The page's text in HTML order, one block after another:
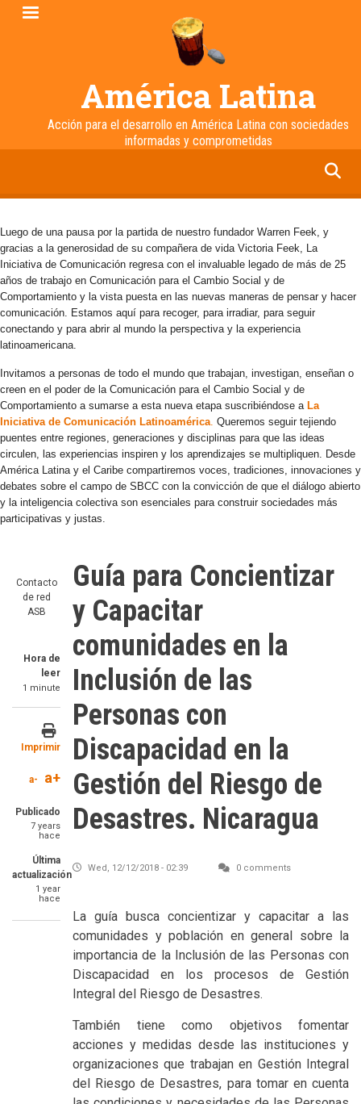
Pasar
América Latina
Acción para el desarrollo en América Latina con sociedades
informadas y comprometidas
Luego de una pausa por la partida de nuestro fundador Warren Feek, y
gracias a la generosidad de su compañera de vida Victoria Feek, La
Iniciativa de Comunicación regresa con el invaluable legado de más de 25
años de trabajo en Comunicación para el Cambio Social y de
Comportamiento y la vista puesta en las nuevas maneras de pensar y hacer
comunicación. Estamos aquí para recoger, para irradiar, para seguir
conectando y para abrir al mundo la perspectiva y la experiencia
latinoamericana.
Invitamos a personas de todo el mundo que trabajan, investigan, enseñan o
creen en el poder de la Comunicación para el Cambio Social y de
Comportamiento a sumarse a esta nueva etapa suscribiéndose a La
Iniciativa de Comunicación Latinoamérica. Queremos seguir tejiendo
puentes entre regiones, generaciones y disciplinas para que las ideas
circulen, las experiencias inspiren y los aprendizajes se multipliquen. Desde
América Latina y el Caribe compartiremos voces, tradiciones, innovaciones y
debates sobre el campo de SBCC con la convicción de que el diálogo abierto
y la inteligencia colectiva son esenciales para construir sociedades más
participativas y justas.
Contacto
de red
ASB
Hora de
leer
1 minute
Imprimir
a- a+
Publicado
7 years
hace
Última
actualización
1 year
hace
Guía para Concientizar
y Capacitar
comunidades en la
Inclusión de las
Personas con
Discapacidad en la
Gestión del Riesgo de
Desastres. Nicaragua
Wed, 12/12/2018 - 02:39 0 comments
SummaryText
La guía busca concientizar y capacitar a las
comunidades y población en general sobre la
importancia de la Inclusión de las Personas con
Discapacidad en los procesos de Gestión
Integral del Riesgo de Desastres.
También tiene como objetivos fomentar
acciones y medidas desde las instituciones y
organizaciones que trabajan en Gestión Integral
del Riesgo de Desastres, para tomar en cuenta